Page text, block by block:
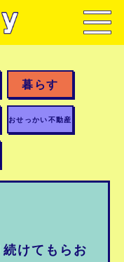
暮らす
おせっかい不動産
けてもらお